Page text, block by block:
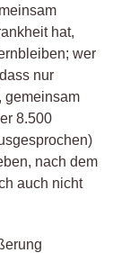
hat,
wer
nur
gemeinsam
8.500
nach dem
auch nicht